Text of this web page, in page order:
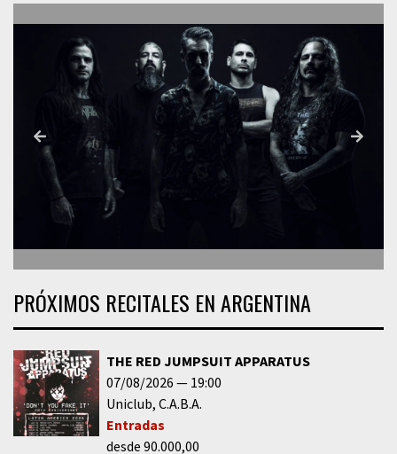
PRÓXIMOS RECITALES EN ARGENTINA
THE RED JUMPSUIT APPARATUS
07/08/2026
19:00
Uniclub C.A.B.A.
Entradas
desde 90.000,00